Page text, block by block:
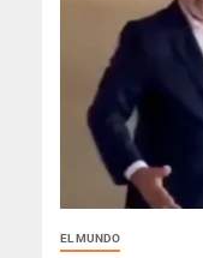
EL MUNDO